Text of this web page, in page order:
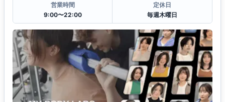
営業時間
9:00〜22:00
定休日
毎週木曜日